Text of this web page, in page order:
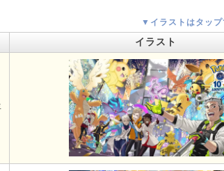
▼イラストはタップ
イラスト